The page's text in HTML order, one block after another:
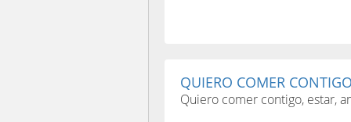
QUIERO COMER
Quiero comer contigo, estar,